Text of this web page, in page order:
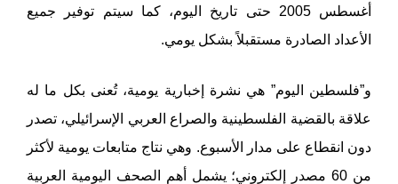
أغسطس 2005 حتى تاريخ اليوم، كما سيتم توفير جميع
الأعداد الصادرة مستقبلاً بشكل يومي.
و”فلسطين اليوم” هي نشرة إخبارية يومية، تُعنى بكل ما له
علاقة بالقضية الفلسطينية والصراع العربي الإسرائيلي، تصدر
دون انقطاع على مدار الأسبوع. وهي نتاج متابعات يومية لأكثر
من 60 مصدر إلكتروني؛ يشمل أهم الصحف اليومية العربية